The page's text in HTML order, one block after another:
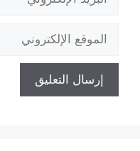
الإلكتروني
الموقع
الإلكتروني